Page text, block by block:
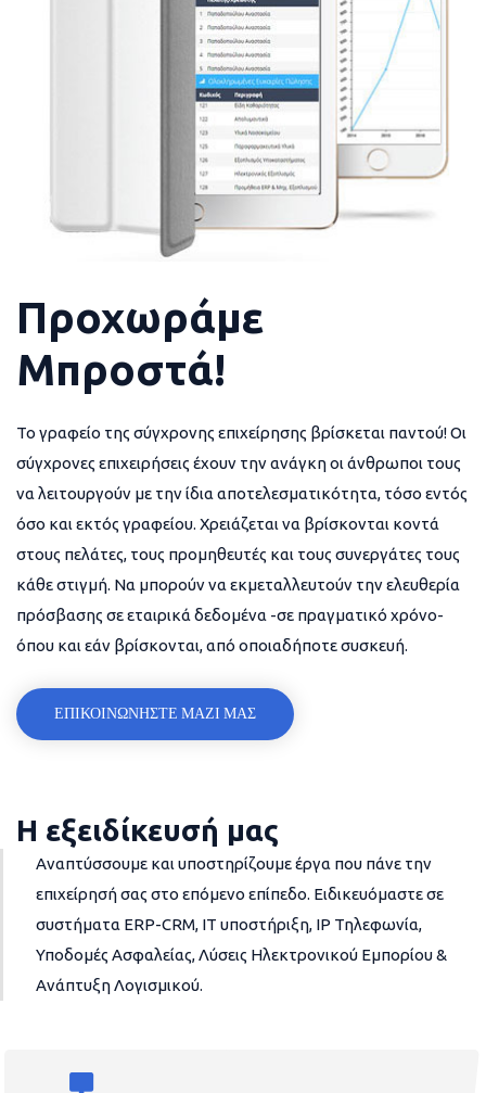
Προχωράμε
Μπροστά!
Το γραφείο της σύγχρονης επιχείρησης βρίσκεται παντού! Οι
σύγχρονες επιχειρήσεις έχουν την ανάγκη οι άνθρωποι τους
να λειτουργούν με την ίδια αποτελεσματικότητα, τόσο εντός
όσο και εκτός γραφείου. Χρειάζεται να βρίσκονται κοντά
στους πελάτες, τους προμηθευτές και τους συνεργάτες τους
κάθε στιγμή. Να μπορούν να εκμεταλλευτούν την ελευθερία
πρόσβασης σε εταιρικά δεδομένα -σε πραγματικό χρόνο-
όπου και εάν βρίσκονται, από οποιαδήποτε συσκευή.
ΕΠΙΚΟΙΝΩΝΗΣΤΕ ΜΑΖΙ ΜΑΣ
Η εξειδίκευσή μας
Αναπτύσσουμε και υποστηρίζουμε έργα που πάνε την
επιχείρησή σας στο επόμενο επίπεδο. Ειδικευόμαστε σε
συστήματα ERP-CRM, IT υποστήριξη, IP Τηλεφωνία,
Υποδομές Ασφαλείας, Λύσεις Ηλεκτρονικού Εμπορίου &
Ανάπτυξη Λογισμικού.